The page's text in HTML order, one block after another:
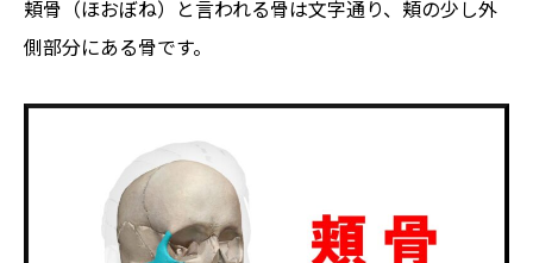
頬骨（ほおぼね）と言われる骨は文字通り、頬の少し外
側部分にある骨です。